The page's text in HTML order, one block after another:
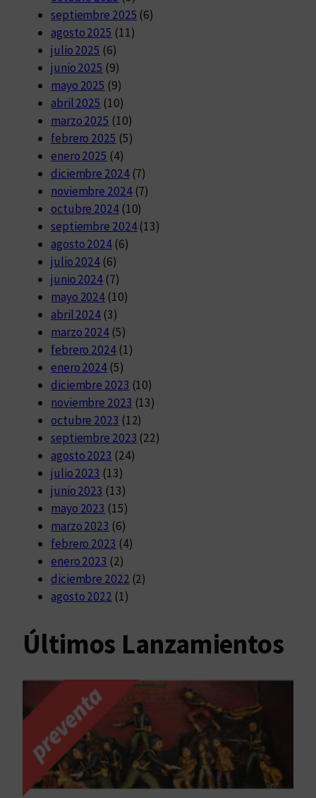
septiembre 2025 (6)
agosto 2025 (11)
julio 2025 (6)
junio 2025 (9)
mayo 2025 (9)
abril 2025 (10)
marzo 2025 (10)
febrero 2025 (5)
enero 2025 (4)
diciembre 2024(7)
noviembre 2024(7)
octubre 2024(10)
septiembre 2024(13)
agosto 2024(6)
julio 2024 (6)
junio 2024 (7)
mayo 2024 (10)
abril 2024 (3)
marzo 2024 (5)
febrero 2024(1)
enero 2024 (5)
diciembre 2023 (10)
noviembre 2023 (13)
octubre 2023 (12)
septiembre 2023 (22)
agosto 2023 (24)
julio 2023 (13)
junio 2023 (13)
mayo 2023 (15)
marzo 2023 (6)
febrero 2023 (4)
enero 2023 (2)
diciembre 2022 (2)
agosto 2022 (1)
Últimos Lanzamientos